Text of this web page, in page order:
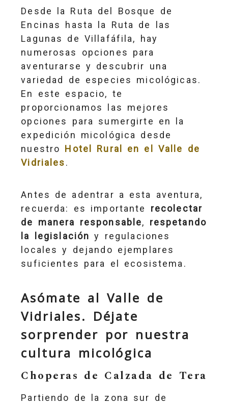
Desde la Ruta del Bosque de
Encinas hasta la Ruta de las
Lagunas de Villafáfila, hay
numerosas opciones para
aventurarse y descubrir una
variedad de especies micológicas.
En este espacio, te
proporcionamos las mejores
opciones para sumergirte en la
expedición micológica desde
nuestro Hotel Rural en el Valle de
Vidriales.
Antes de adentrar a esta aventura,
recuerda: es importante recolectar
de manera responsable, respetando
la legislación y regulaciones
locales y dejando ejemplares
suficientes para el ecosistema.
Asómate al Valle de
Vidriales. Déjate
sorprender por nuestra
cultura micológica
Choperas de Calzada de Tera
Partiendo de la zona sur de